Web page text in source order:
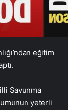
eğitim
Savunma
yeterli